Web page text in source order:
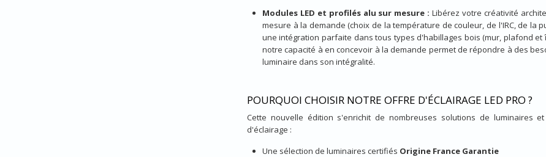
Modules LED et profilés alu sur mesure : Libérez votre créativité
mesure à la demande (choix de la température de couleur, de l'IRC, de
une intégration parfaite dans tous types d'habillages bois (mur, plafond et
notre capacité à en concevoir à la demande permet de répondre à des
luminaire dans son intégralité.
POURQUOI CHOISIR NOTRE OFFRE D'ÉCLAIRAGE LED PRO ?
Cette nouvelle édition s'enrichit de nombreuses solutions de luminaires
d'éclairage :
Une sélection de luminaires certifiés Origine France Garantie